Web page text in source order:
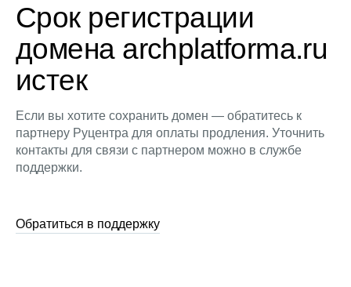
Срок регистрации
домена archplatforma.ru
истек
Если вы хотите сохранить домен — обратитесь к
партнеру Руцентра для оплаты продления. Уточнить
контакты для связи с партнером можно в службе
поддержки.
Обратиться в поддержку